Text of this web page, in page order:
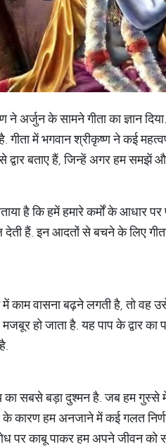
ने अर्जुन के सामने गीता का ज्ञान
है. गीता में भगवान श्रीकृष्ण ने कई
द्वार बताए हैं, जिन्हें अगर हम
है कि हमें हमारे कर्मों के
देती हैं. इन आदतों से बचने के लिए
काम वासना बढ़ने लगती है, तो
हो जाता है. यह पाप के द्वार
सबसे बड़ा दुश्मन है. जब हम गुस्से में
के कारण हम अनजाने में कई गलत
पर काबू पाकर हम अपने जीवन को